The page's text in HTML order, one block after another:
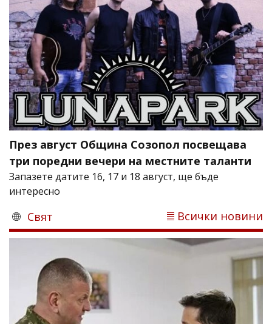
През август Община Созопол посвещава
три поредни вечери на местните таланти
Запазете датите 16, 17 и 18 август, ще бъде
интересно
Свят Всички новини